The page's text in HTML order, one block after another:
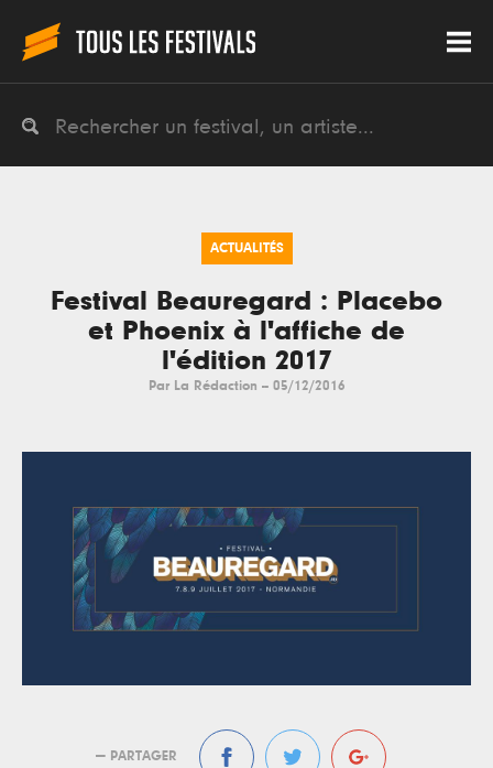
ACTUALITÉS
Festival Beauregard : Placebo
et Phoenix à l'affiche de
l'édition 2017
Par La Rédaction -- 05/12/2016
— PARTAGER